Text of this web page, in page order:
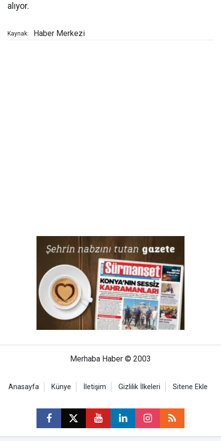
alıyor.
Kaynak: Haber Merkezi
Merhaba Haber © 2003
Anasayfa Künye İletişim Gizlilik İlkeleri Sitene Ekle